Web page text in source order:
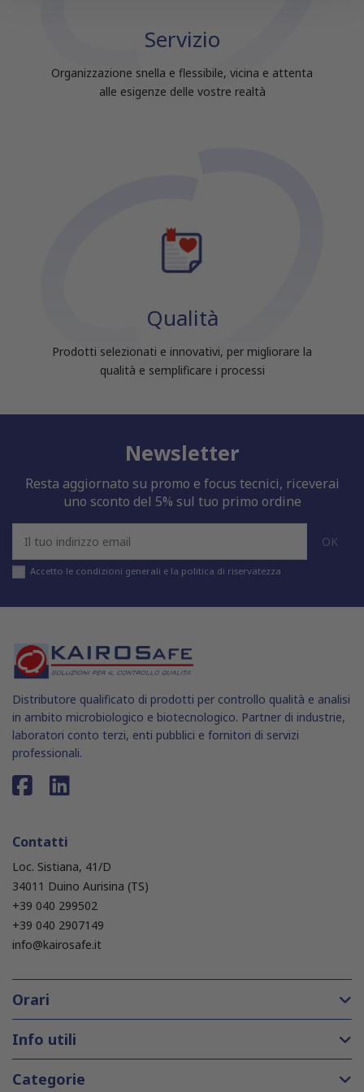
Servizio
Organizzazione snella e flessibile, vicina e attenta
alle esigenze delle vostre realtà
Qualità
Prodotti selezionati e innovativi, per migliorare la
qualità e semplificare i processi
Newsletter
Resta aggiornato su promo e focus tecnici, riceverai
uno sconto del 5% sul tuo primo ordine
Accetto le condizioni generali e la politica di riservatezza
Distributore qualificato di prodotti per controllo qualità e analisi
in ambito microbiologico e biotecnologico. Partner di industrie,
laboratori conto terzi, enti pubblici e fornitori di servizi
professionali.
Contatti
Loc. Sistiana, 41/D
34011 Duino Aurisina (TS)
+39 040 299502
+39 040 2907149
info@kairosafe.it
Orari
Info utili
Categorie